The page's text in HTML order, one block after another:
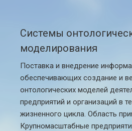
Системы
моделирования
Поставка и внедрение
обеспечивающих создание и
онтологических моделей
предприятий и организаций в
жизненного цикла. Область
Крупномасштабные